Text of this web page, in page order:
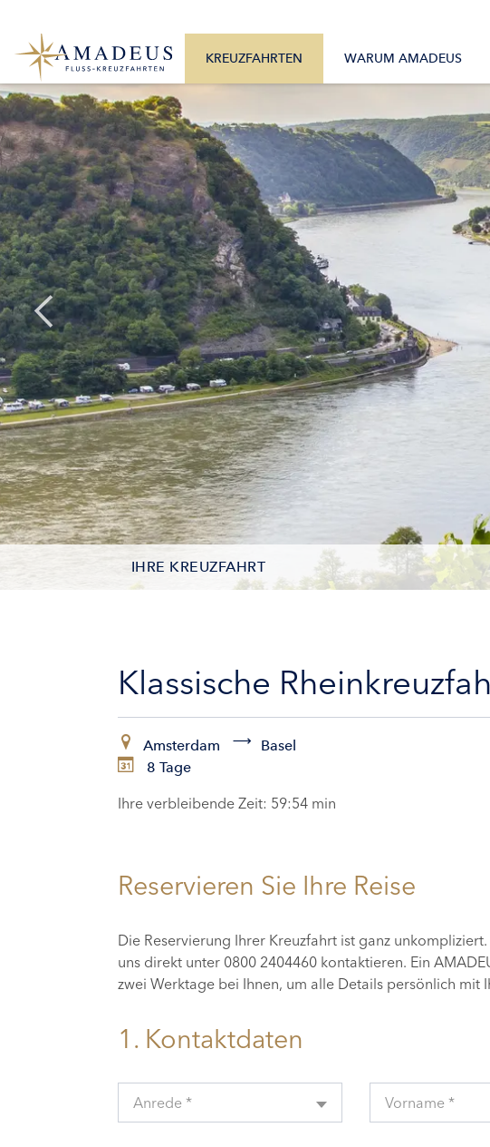
IHRE KREUZFAHRT
Klassische
Amsterdam
Basel
8 Tage
Ihre verbleibende Zeit: 59:52 min
Reservieren Sie Ihre Reise
Die Reservierung Ihrer Kreuzfahrt ist ganz
uns direkt unter 0800 2404460 kontaktieren. Ein
zwei Werktage bei Ihnen, um alle Details persönlich mit
1. Kontaktdaten
Anrede * Vorname *
KREUZFAHRTEN WARUM AMADEUS
Alle Monate Mo. – Fr. 9:30 – 17:30 Uhr